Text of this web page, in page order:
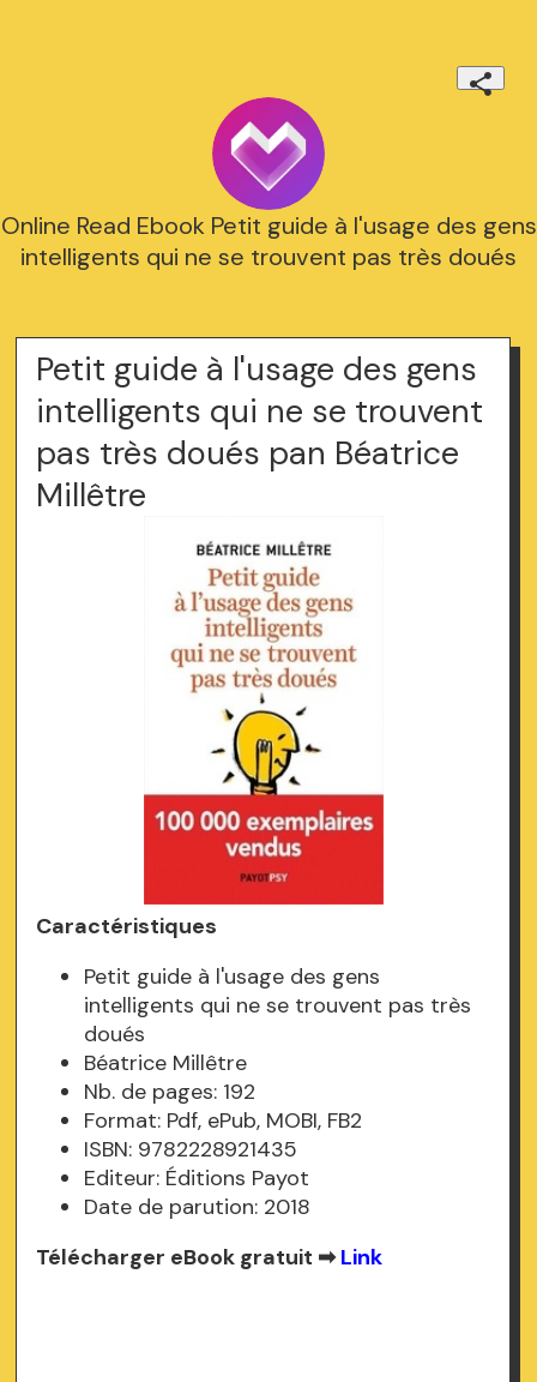
Online Read Ebook Petit guide à l'usage des gens
intelligents qui ne se trouvent pas très doués
Petit guide à l'usage des gens
intelligents qui ne se trouvent
pas très doués pan Béatrice
Millêtre
Caractéristiques
Petit guide à l'usage des gens
intelligents qui ne se trouvent pas très
doués
Béatrice Millêtre
Nb. de pages: 192
Format: Pdf, ePub, MOBI, FB2
ISBN: 9782228921435
Editeur: Éditions Payot
Date de parution: 2018
Télécharger eBook gratuit ➡Link